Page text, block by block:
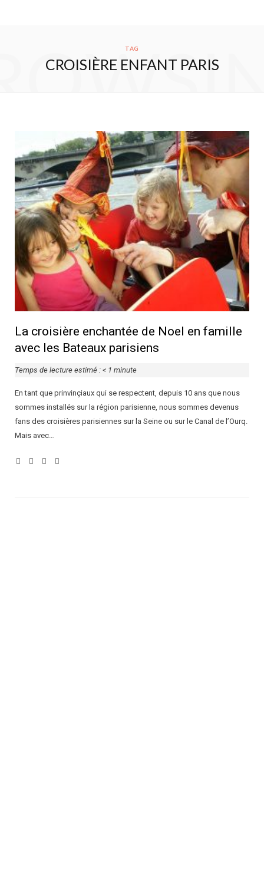
TAG
CROISIÈRE ENFANT PARIS
La croisière enchantée de Noel en famille
avec les Bateaux parisiens
Temps de lecture estimé : < 1 minute
En tant que prinvinçiaux qui se respectent, depuis 10 ans que nous
sommes installés sur la région parisienne, nous sommes devenus
fans des croisières parisiennes sur la Seine ou sur le Canal de l’Ourq.
Mais avec…